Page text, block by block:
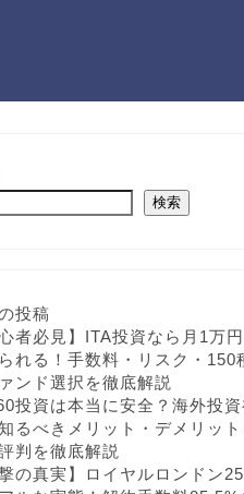
検索
投稿
心者必見】ITA投資なら月1万
れる！手数料・リスク・150
ンド選択を徹底解説
投資は本当に安全？海外投
るべきメリット・デメリット
判を徹底解説
撃の真実】ロイヤルロンドン